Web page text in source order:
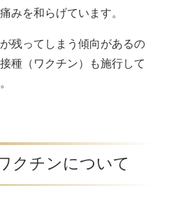
みを和らげています。
残ってしまう傾向があるの
種（ワクチン）も施行して
クチンについて